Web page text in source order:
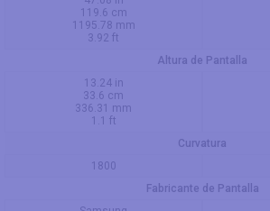
119.6 cm
1195.78 mm
3.92 ft
Altura de Pantalla
13.24 in
33.6 cm
336.31 mm
1.1 ft
Curvatura
1800
Fabricante de Pantalla